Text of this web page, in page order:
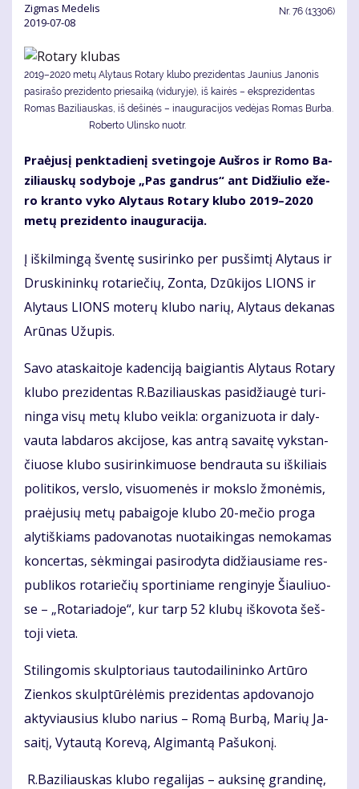
Zig­mas Me­de­lis
2019-07-08
Nr. 76 (13306)
2019–2020 metų Alytaus Rotary klubo prezidentas Jaunius Janonis
pasirašo prezidento priesaiką (viduryje), iš kairės – eksprezidentas
Romas Baziliauskas, iš dešinės – inauguracijos vedėjas Romas Burba.
Roberto Ulinsko nuotr.
Pra­ėju­sį penk­ta­die­nį sve­tin­go­je Auš­ros ir Ro­mo Ba­
zi­liaus­kų so­dy­bo­je „Pas gan­drus“ ant Di­džiu­lio eže­
ro kran­to vy­ko Aly­taus Ro­ta­ry klu­bo 2019–2020
me­tų pre­zi­den­to inau­gu­ra­ci­ja.
Į iš­kil­min­gą šven­tę su­si­rin­ko per pus­šim­tį Aly­taus ir
Drus­ki­nin­kų ro­ta­rie­čių, Zon­ta, Dzū­ki­jos LIONS ir
Aly­taus LIONS mo­te­rų klu­bo na­rių, Aly­taus de­ka­nas
Arū­nas Už­upis.
Sa­vo ata­skai­to­je ka­den­ci­ją bai­gian­tis Aly­taus Ro­ta­ry
klu­bo pre­zi­den­tas R.Ba­zi­liaus­kas pa­si­džiau­gė tu­ri­
nin­ga vi­sų me­tų klu­bo veik­la: or­ga­ni­zuo­ta ir da­ly­
vau­ta lab­da­ros ak­ci­jo­se, kas an­trą sa­vai­tę vyks­tan­
čiuo­se klu­bo su­si­rin­ki­muo­se ben­drau­ta su iš­ki­liais
po­li­ti­kos, ver­slo, vi­suo­me­nės ir moks­lo žmo­nė­mis,
pra­ėju­sių me­tų pa­bai­go­je klu­bo 20-me­čio pro­ga
aly­tiš­kiams pa­do­va­no­tas nuo­tai­kin­gas ne­mo­ka­mas
kon­cer­tas, sėk­min­gai pa­si­ro­dy­ta di­džiau­sia­me res­
pub­li­kos ro­ta­rie­čių spor­ti­nia­me ren­gi­ny­je Šiau­liuo­
se – „Ro­ta­ria­do­je“, kur tarp 52 klu­bų iš­ko­vo­ta šeš­
to­ji vie­ta.
Sti­lin­go­mis skulp­to­riaus tau­to­dai­li­nin­ko Ar­tū­ro
Zien­kos skulp­tū­rė­lė­mis pre­zi­den­tas ap­do­va­no­jo
ak­ty­viau­sius klu­bo na­rius – Ro­mą Bur­bą, Ma­rių Ja­
sai­tį, Vy­tau­tą Ko­re­vą, Al­gi­man­tą Pa­šu­ko­nį.
R.Ba­zi­liaus­kas klu­bo re­ga­li­jas – auk­si­nę gran­di­nę,